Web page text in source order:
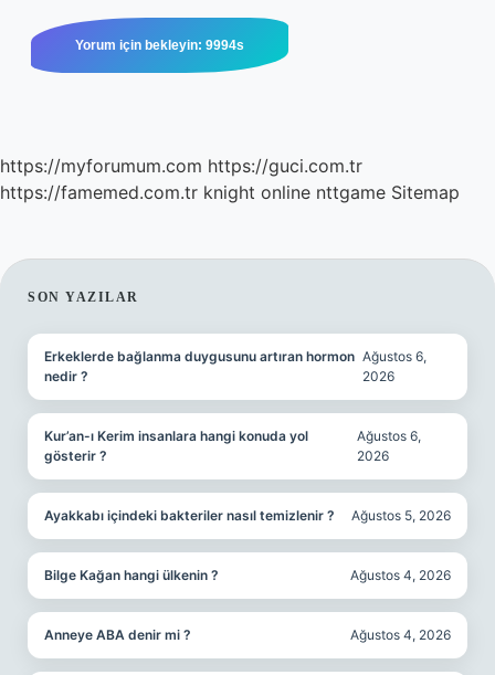
https://myforumum.com https://guci.com.tr
https://famemed.com.tr knight online nttgame Sitemap
SIDEBAR
SON YAZILAR
Erkeklerde bağlanma duygusunu artıran hormon
nedir ?
Ağustos 6,
2026
Kur’an-ı Kerim insanlara hangi konuda yol
gösterir ?
Ağustos 6,
2026
Ayakkabı içindeki bakteriler nasıl temizlenir ? Ağustos 5, 2026
Bilge Kağan hangi ülkenin ? Ağustos 4, 2026
Anneye ABA denir mi ? Ağustos 4, 2026